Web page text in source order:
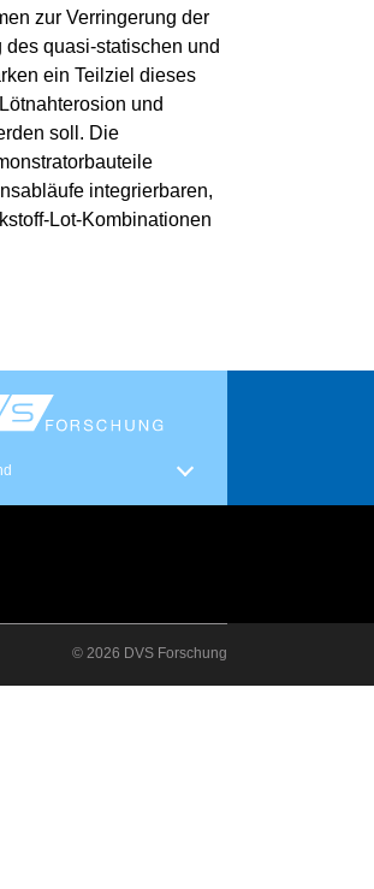
zur Verringerung der
quasi-statischen und
ein Teilziel dieses
und
soll. Die
integrierbaren,
Lot-Kombinationen
© 2026 DVS Forschung